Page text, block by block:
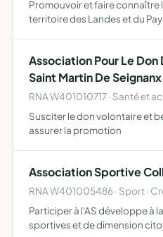
Promouvoir et faire connaître
territoire des Landes et du
d'é…
Association Pour Le Don
Saint Martin De
RNA W401010717 · Santé et
Susciter le don volontaire et
assurer la promotion
Association Sportive
RNA W401005486 · Sport ·
Participer à l'AS développe à
sportives et de dimension